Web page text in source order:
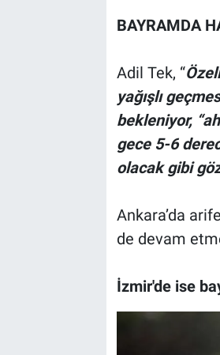
BAYRAMDA
Adil Tek, “
yağışlı
bekleniyor,
gece 5-6
olacak gibi
Ankara’da
de devam
İzmir'de ise